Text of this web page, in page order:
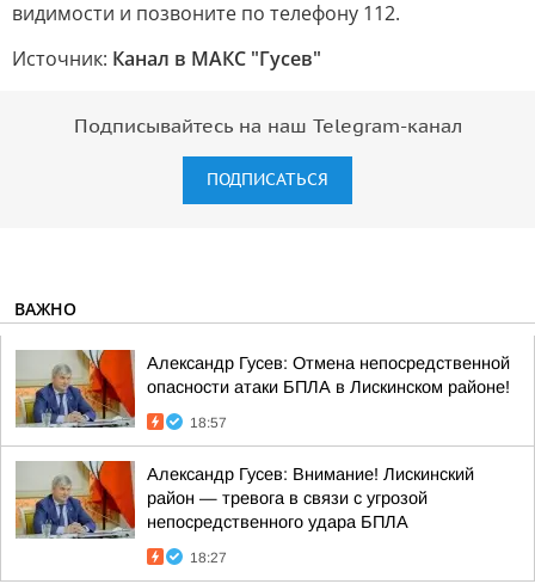
видимости и позвоните по телефону 112.
Источник: Канал в МАКС "Гусев"
Подписывайтесь на наш Telegram-канал
ПОДПИСАТЬСЯ
ВАЖНО
Александр Гусев: Отмена непосредственной
опасности атаки БПЛА в Лискинском районе!
18:57
Александр Гусев: Внимание! Лискинский
район — тревога в связи с угрозой
непосредственного удара БПЛА
18:27